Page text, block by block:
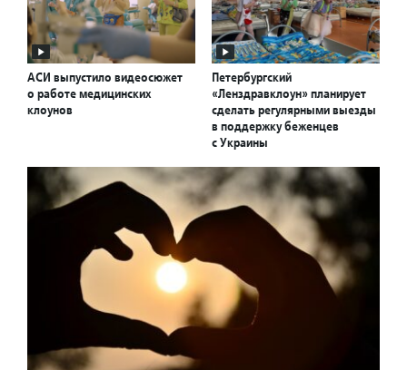
АСИ выпустило видеосюжет
о работе медицинских
клоунов
Петербургский
«Ленздравклоун» планирует
сделать регулярными выезды
в поддержку беженцев
с Украины